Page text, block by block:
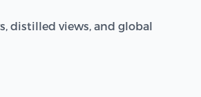
distilled views, and global